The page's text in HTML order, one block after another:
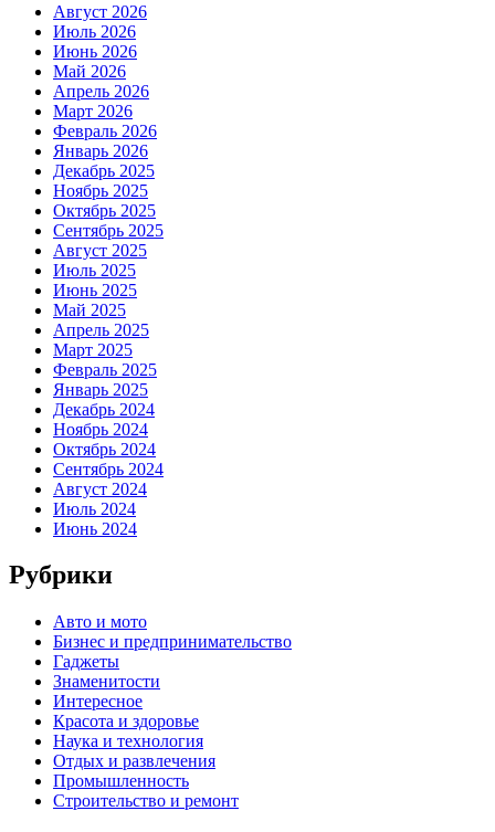
Август 2026
Июль 2026
Июнь 2026
Май 2026
Апрель 2026
Март 2026
Февраль 2026
Январь 2026
Декабрь 2025
Ноябрь 2025
Октябрь 2025
Сентябрь 2025
Август 2025
Июль 2025
Июнь 2025
Май 2025
Апрель 2025
Март 2025
Февраль 2025
Январь 2025
Декабрь 2024
Ноябрь 2024
Октябрь 2024
Сентябрь 2024
Август 2024
Июль 2024
Июнь 2024
Рубрики
Авто и мото
Бизнес и предпринимательство
Гаджеты
Знаменитости
Интересное
Красота и здоровье
Наука и технология
Отдых и развлечения
Промышленность
Строительство и ремонт